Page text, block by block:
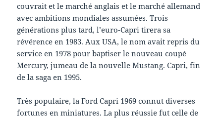
couvrait et le marché anglais et le marché allemand
avec ambitions mondiales assumées. Trois
générations plus tard, l’euro-Capri tirera sa
révérence en 1983. Aux USA, le nom avait repris du
service en 1978 pour baptiser le nouveau coupé
Mercury, jumeau de la nouvelle Mustang. Capri, fin
de la saga en 1995.
Très populaire, la Ford Capri 1969 connut diverses
fortunes en miniatures. La plus réussie fut celle de